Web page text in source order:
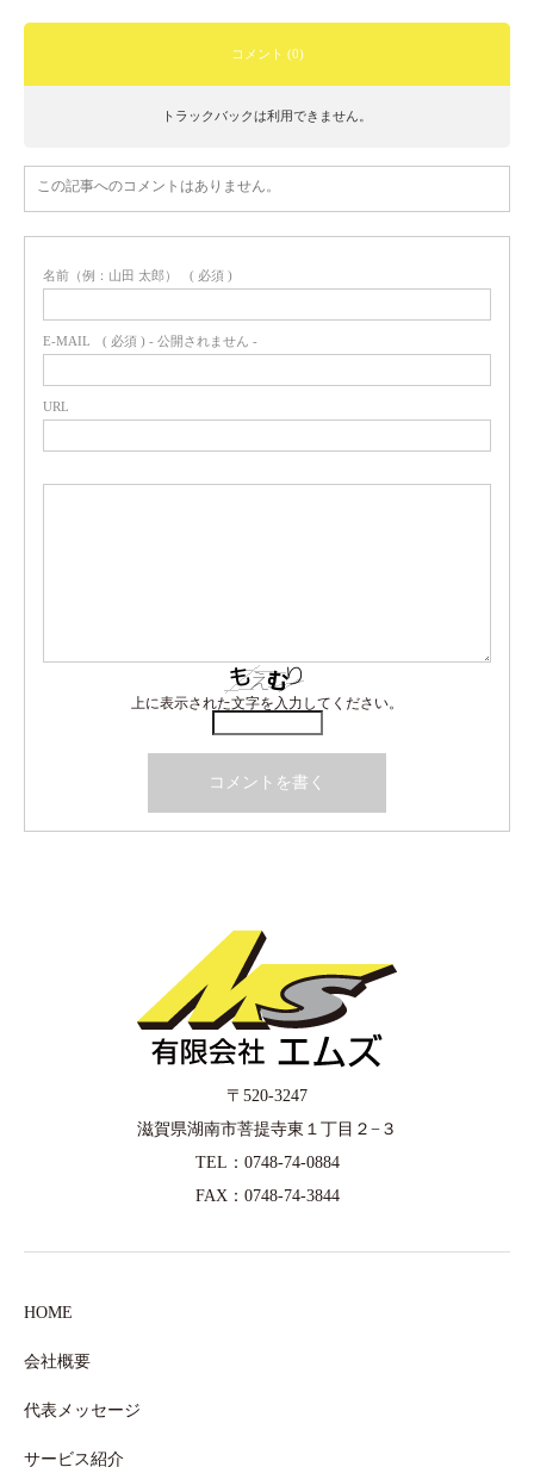
コメント (0)
トラックバックは利用できません。
この記事へのコメントはありません。
名前（例：山田 太郎） ( 必須 )
E-MAIL ( 必須 ) - 公開されません -
URL
上に表示された文字を入力してください。
〒520-3247
滋賀県湖南市菩提寺東１丁目２−３
TEL：0748-74-0884
FAX：0748-74-3844
HOME
会社概要
代表メッセージ
サービス紹介